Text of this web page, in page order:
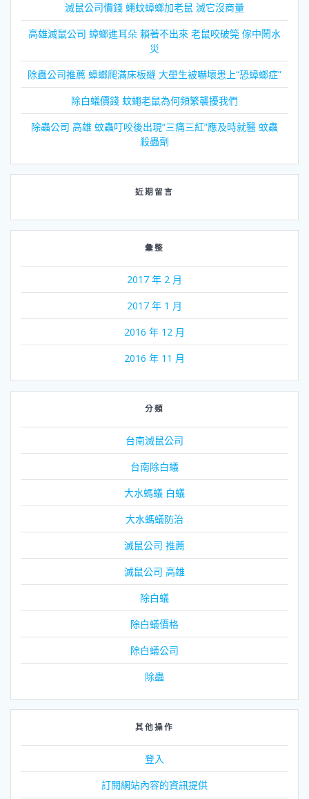
滅鼠公司價錢 蠅蚊蟑螂加老鼠 滅它沒商量
高雄滅鼠公司 蟑螂進耳朵 賴著不出來 老鼠咬破筦 傢中鬧水
災
除蟲公司推薦 蟑螂爬滿床板縫 大壆生被嚇壞患上“恐蟑螂症”
除白蟻價錢 蚊蠅老鼠為何頻繁襲擾我們
除蟲公司 高雄 蚊蟲叮咬後出現“三痛三紅”應及時就醫 蚊蟲
殺蟲劑
近期留言
彙整
2017 年 2 月
2017 年 1 月
2016 年 12 月
2016 年 11 月
分類
台南滅鼠公司
台南除白蟻
大水螞蟻 白蟻
大水螞蟻防治
滅鼠公司 推薦
滅鼠公司 高雄
除白蟻
除白蟻價格
除白蟻公司
除蟲
其他操作
登入
訂閱網站內容的資訊提供